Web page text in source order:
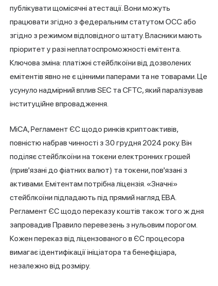
публікувати щомісячні атестації. Вони можуть
працювати згідно з федеральним статутом OCC або
згідно з режимом відповідного штату. Власники мають
пріоритет у разі неплатоспроможності емітента.
Ключова зміна: платіжні стейблкоїни від дозволених
емітентів явно не є цінними паперами та не товарами. Це
усунуло надмірний вплив SEC та CFTC, який паралізував
інституційне впровадження.
MiCA, Регламент ЄС щодо ринків криптоактивів,
повністю набрав чинності з 30 грудня 2024 року. Він
поділяє стейблкоїни на токени електронних грошей
(прив'язані до фіатних валют) та токени, пов'язані з
активами. Емітентам потрібна ліцензія. «Значні»
стейблкоїни підпадають під прямий нагляд EBA.
Регламент ЄС щодо переказу коштів також того ж дня
запровадив Правило перевезень з нульовим порогом.
Кожен переказ від ліцензованого в ЄС процесора
вимагає ідентифікації ініціатора та бенефіціара,
незалежно від розміру.